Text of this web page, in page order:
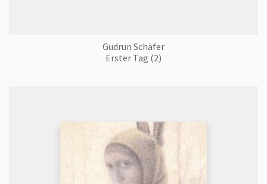
Gudrun Schäfer
Erster Tag (2)